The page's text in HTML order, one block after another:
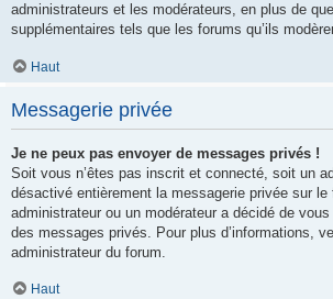
administrateurs et les modérateurs, en plus de
supplémentaires tels que les forums qu’ils
Haut
Messagerie privée
Je ne peux pas envoyer de messages privés !
Soit vous n’êtes pas inscrit et connecté, soit un
désactivé entièrement la messagerie privée sur le
administrateur ou un modérateur a décidé de vous
des messages privés. Pour plus d’informations,
administrateur du forum.
Haut